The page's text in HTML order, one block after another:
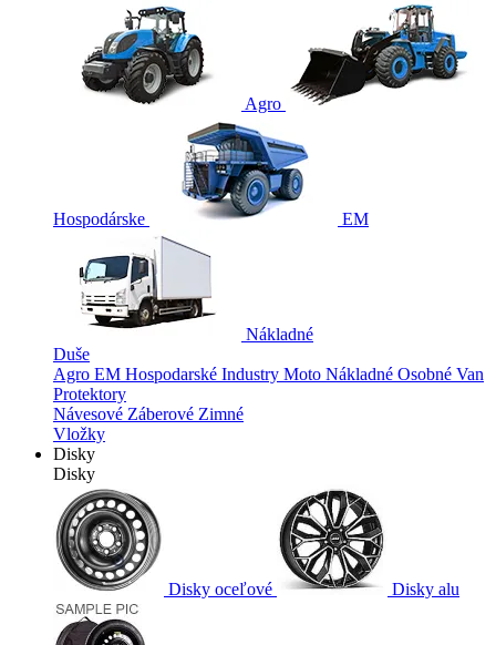
Agro
Hospodárske EM
Nákladné
Duše
Agro EM Hospodarské Industry Moto Nákladné Osobné Van
Protektory
Návesové Záberové Zimné
Vložky
Disky
Disky
Disky oceľové Disky alu